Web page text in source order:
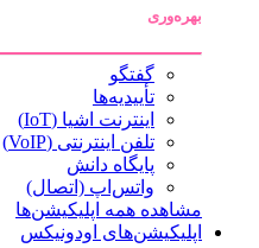
بهره‌وری
گفتگو
تأییدیه‌ها
اینترنت اشیا (IoT)
تلفن اینترنتی (VoIP)
پایگاه دانش
واتس‌اپ (اتصال)
مشاهده همه اپلیکیشن‌ها
اپلیکیشن‌های اودونیکس